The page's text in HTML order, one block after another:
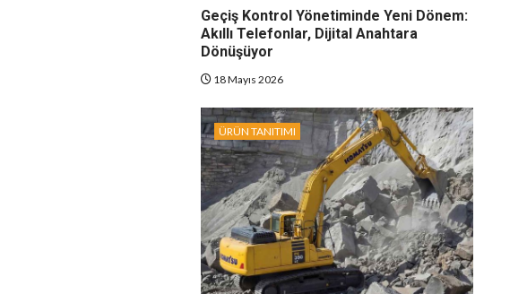
Geçiş Kontrol Yönetiminde Yeni Dönem:
Akıllı Telefonlar, Dijital Anahtara
Dönüşüyor
18 Mayıs 2026
ÜRÜN TANITIMI